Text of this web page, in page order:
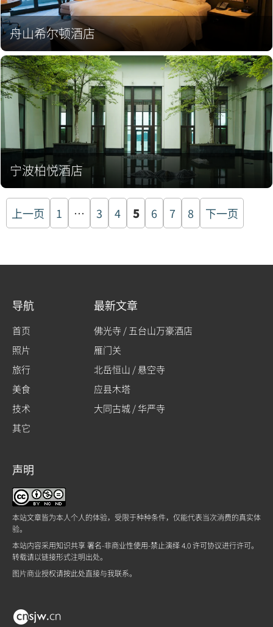
舟山希尔顿酒店
宁波柏悦酒店
文
章
页
上一页 1 … 3 4 5 6 7 8 下一页
导航
首页
照片
旅行
美食
技术
其它
最新文章
佛光寺 / 五台山万豪酒店
雁门关
北岳恒山 / 悬空寺
应县木塔
大同古城 / 华严寺
声明
本站文章皆为本人个人的体验，受限于种种条件，仅能代表当次消费的真实体
验。
本站内容采用知识共享 署名-非商业性使用-禁止演绎 4.0 许可协议进行许可。
转载请以链接形式注明出处。
图片商业授权请按此处直接与我联系。